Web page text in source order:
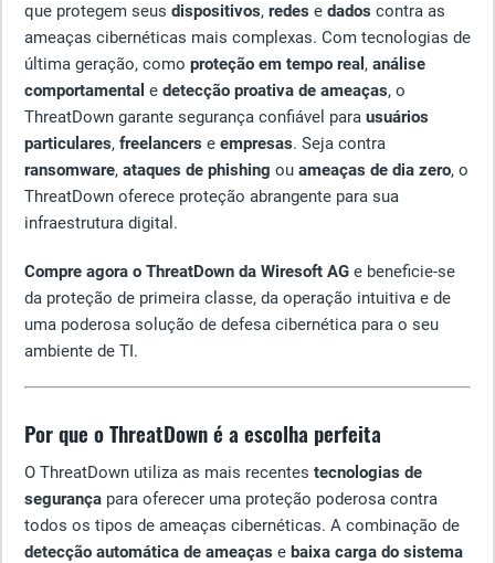
que protegem seus dispositivos, redes e dados contra as
ameaças cibernéticas mais complexas. Com tecnologias de
última geração, como proteção em tempo real , análise
comportamental e detecção proativa de ameaças, o
ThreatDown garante segurança confiável para usuários
particulares, freelancers e empresas. Seja contra
ransomware, ataques de phishing ou ameaças de dia zero, o
ThreatDown oferece proteção abrangente para sua
infraestrutura digital.
Compre agora o ThreatDown da Wiresoft AG e beneficie-se
da proteção de primeira classe, da operação intuitiva e de
uma poderosa solução de defesa cibernética para o seu
ambiente de TI.
Por que o ThreatDown é a escolha perfeita
O ThreatDown utiliza as mais recentes tecnologias de
segurança para oferecer uma proteção poderosa contra
todos os tipos de ameaças cibernéticas. A combinação de
detecção automática de ameaças e baixa carga do sistema